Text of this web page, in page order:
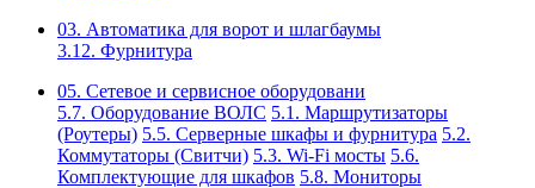
03. Автоматика для ворот и шлагбаумы
3.12. Фурнитура
05. Сетевое и сервисное оборудовани
5.7. Оборудование ВОЛС 5.1. Маршрутизаторы
(Роутеры) 5.5. Серверные шкафы и фурнитура 5.2.
Коммутаторы (Свитчи) 5.3. Wi-Fi мосты 5.6.
Комплектующие для шкафов 5.8. Мониторы